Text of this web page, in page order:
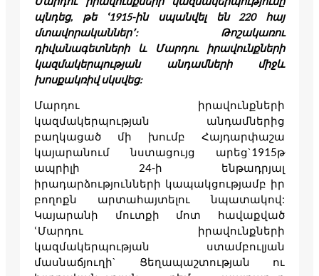
պնդեց, թե ՙ1915-ին սպանվել են 220 հայ
մտավորականներ՚: Թոշակառու
դիվանագետների և Մարդու իրավունքների
կազմակերպության անդամների միջև
խոսքակռիվ սկսվեց:
Մարդու իրավունքների
կազմակերպության անդամներից
բաղկացած մի խումբ Հայդարփաշա
կայարանում նստացույց արեց`1915թּ
ապրիլի 24-ի ենթադրյալ
իրադարձությունների կապակցությամբ իր
բողոքն արտահայտելու նպատակով:
Կայարանի մուտքի մոտ հավաքված
ՙՄարդու իրավունքների
կազմակերպության ստամբուլյան
մասնաճյուղի` Ցեղապաշտության ու